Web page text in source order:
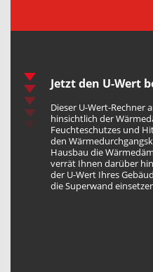
Jetzt den U-Wert
Dieser U-Wert-Rechner
hinsichtlich der
Feuchteschutzes und
den
Hausbau die
verrät Ihnen darüber
der U-Wert Ihres
die Superwand